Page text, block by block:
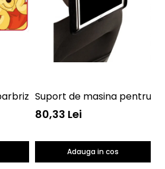
Winnie the Pooh Disney
Suport de masina pentru
80,33 Lei
Adauga in cos